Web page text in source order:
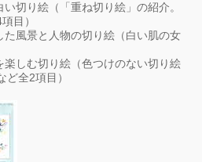
切り絵（「重ね切り絵」の紹介。
目）
風景と人物の切り絵（白い肌の女
しむ切り絵（色つけのない切り絵
全2項目）